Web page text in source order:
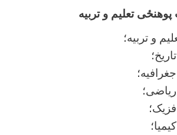
تعلیم و تربیه
و تربیه؛